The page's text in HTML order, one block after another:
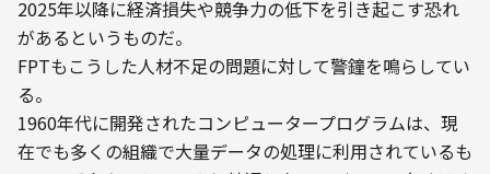
2025年以降に経済損失や競争力の低下を引き起こす恐れ
があるというものだ。
FPTもこうした人材不足の問題に対して警鐘を鳴らしてい
る。
1960年代に開発されたコンピュータープログラムは、現
在でも多くの組織で大量データの処理に利用されているも